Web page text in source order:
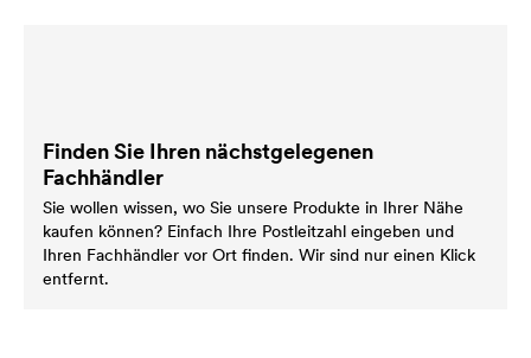
Finden Sie Ihren nächstgelegenen
Fachhändler
Sie wollen wissen, wo Sie unsere Produkte in Ihrer Nähe
kaufen können? Einfach Ihre Postleitzahl eingeben und
Ihren Fachhändler vor Ort finden. Wir sind nur einen Klick
entfernt.